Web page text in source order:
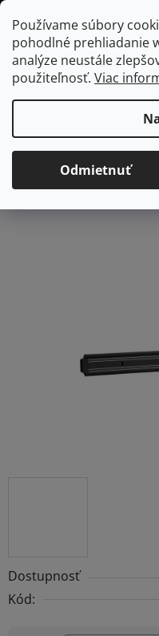
Používame súbory
pohodlné prehliadanie
analýze neustále
použiteľnosť. Viac
Odmietnuť
Prejsť
na
obsah
Domov
/ Kuchyňa
Magnetický
55cm
Dostupnosť
Kód:
Tramontina
Priemerné
hodnotenie
Neohodnotené